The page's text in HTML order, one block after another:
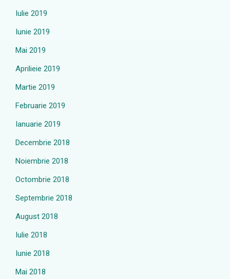
Iulie 2019
Iunie 2019
Mai 2019
Aprilieie 2019
Martie 2019
Februarie 2019
Ianuarie 2019
Decembrie 2018
Noiembrie 2018
Octombrie 2018
Septembrie 2018
August 2018
Iulie 2018
Iunie 2018
Mai 2018